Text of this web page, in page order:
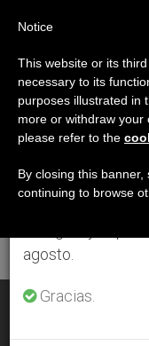
ÚLTIMAS
Año de la Vida
Aviso
Del 27 de julio
anual,
se generan
agosto.
Gracias.
Notice
This website or its
necessary to its
purposes illustrated in
more or withdraw your
please refer to the
By closing this
continuing to browse